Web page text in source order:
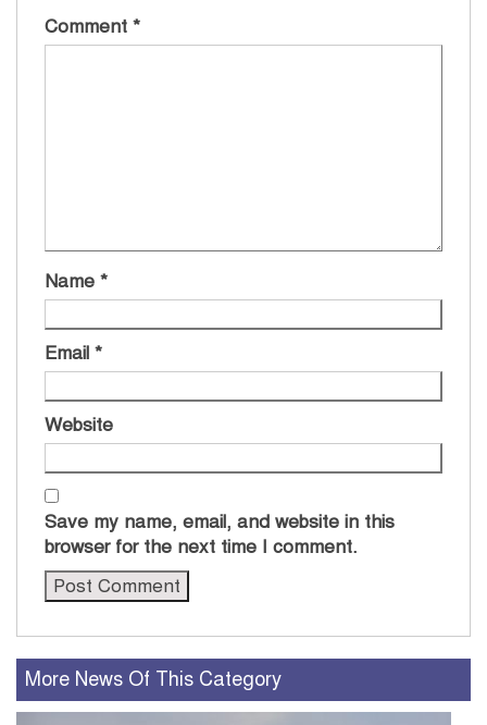
Comment *
Name *
Email *
Website
Save my name, email, and website in this
browser for the next time I comment.
More News Of This Category